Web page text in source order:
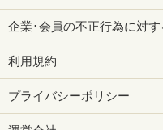
企業･会員の不正行為に対
利用規約
プライバシーポリシー